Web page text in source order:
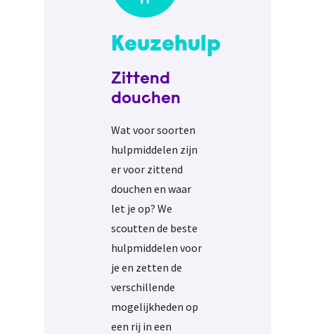
Keuzehulp
Zittend
douchen
Wat voor soorten
hulpmiddelen zijn
er voor zittend
douchen en waar
let je op? We
scoutten de beste
hulpmiddelen voor
je en zetten de
verschillende
mogelijkheden op
een rij in een